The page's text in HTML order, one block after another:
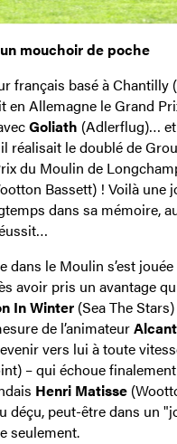
mouchoir de poche
français basé à Chantilly
en Allemagne le Grand
Goliath (Adlerflug)…
réalisait le doublé de
du Moulin de
Bassett) ! Voilà une
dans sa mémoire,
dans le Moulin s’est
avoir pris un avantage
In Winter (Sea The
de l’animateur
vers lui à toute
– qui échoue
Henri Matisse
déçu, peut-être dans un
seulement.